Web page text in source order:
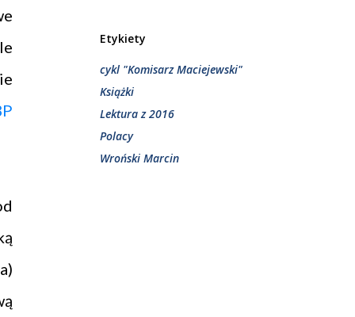
Etykiety
cykl "Komisarz Maciejewski"
Książki
Lektura z 2016
Polacy
Wroński Marcin